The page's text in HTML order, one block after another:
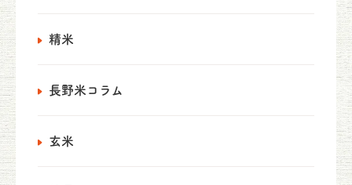
精米
長野米コラム
玄米